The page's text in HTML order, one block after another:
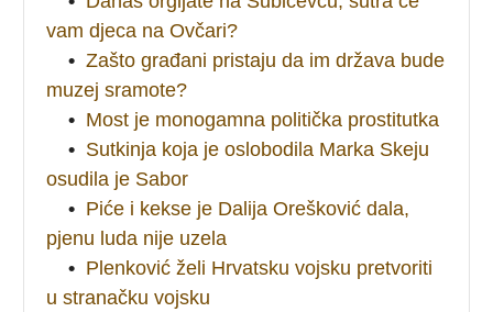
vam djeca na Ovčari?
• Zašto građani pristaju da im država bude
muzej sramote?
• Most je monogamna politička prostitutka
• Sutkinja koja je oslobodila Marka Skeju
osudila je Sabor
• Piće i kekse je Dalija Orešković dala,
pjenu luda nije uzela
• Plenković želi Hrvatsku vojsku pretvoriti
u stranačku vojsku